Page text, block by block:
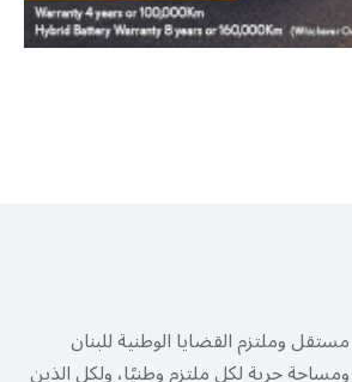
وملتزم القضايا الوطنية للبنان